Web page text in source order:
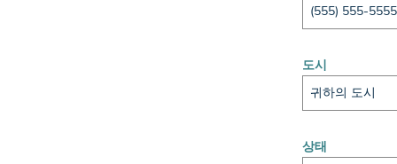
도시
상태